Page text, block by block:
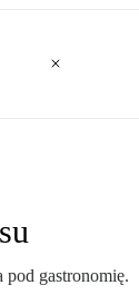
gastronomię.